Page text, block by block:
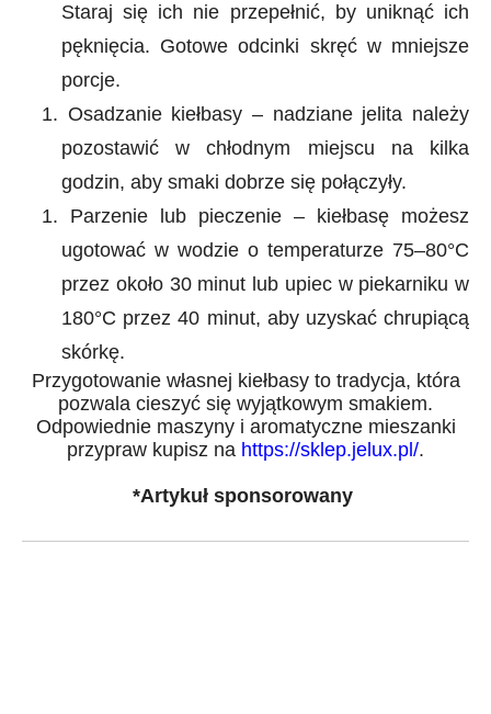
Staraj się ich nie przepełnić, by uniknąć ich
pęknięcia. Gotowe odcinki skręć w mniejsze
porcje.
1. Osadzanie kiełbasy – nadziane jelita należy
pozostawić w chłodnym miejscu na kilka
godzin, aby smaki dobrze się połączyły.
1. Parzenie lub pieczenie – kiełbasę możesz
ugotować w wodzie o temperaturze 75–80°C
przez około 30 minut lub upiec w piekarniku w
180°C przez 40 minut, aby uzyskać chrupiącą
skórkę.
Przygotowanie własnej kiełbasy to tradycja, która
pozwala cieszyć się wyjątkowym smakiem.
Odpowiednie maszyny i aromatyczne mieszanki
przypraw kupisz na https://sklep.jelux.pl/.
*Artykuł sponsorowany